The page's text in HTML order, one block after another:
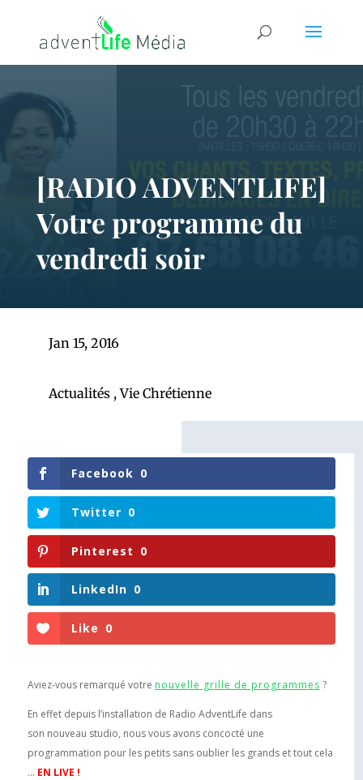
[RADIO ADVENTLIFE]
Votre programme du
vendredi soir
Jan 15, 2016
Actualités,Vie Chrétienne
Facebook 0
Twitter 0
Pinterest 0
LinkedIn 0
Like 0
Aviez-vous remarqué votre nouvelle grille de programmes ?
En effet depuis l’installation de Radio AdventLife dans
son nouveau studio, nous vous avons concocté une
programmation pour les petits sans oublier les grands et tout cela
… EN LIVE !